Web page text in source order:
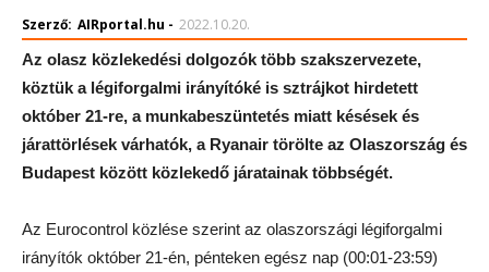
Szerző: AIRportal.hu - 2022.10.20.
Az olasz közlekedési dolgozók több szakszervezete,
köztük a légiforgalmi irányítóké is sztrájkot hirdetett
október 21-re, a munkabeszüntetés miatt késések és
járattörlések várhatók, a Ryanair törölte az Olaszország és
Budapest között közlekedő járatainak többségét.
Az Eurocontrol közlése szerint az olaszországi légiforgalmi
irányítók október 21-én, pénteken egész nap (00:01-23:59)